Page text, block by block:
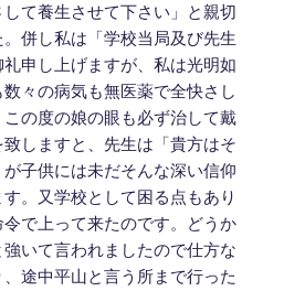
て養生させて下さい」と親切
併し私は「学校当局及び先生
申し上げますが、私は光明如
々の病気も無医薬で全快さし
の度の娘の眼も必ず治して戴
しますと、先生は「貴方はそ
子供には未だそんな深い信仰
。又学校として困る点もあり
で上って来たのです。どうか
いて言われましたので仕方な
途中平山と言う所まで行った